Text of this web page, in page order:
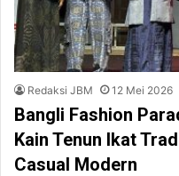
Redaksi JBM 12 Mei 2026
Bangli Fashion
Kain Tenun Ikat
Casual Modern